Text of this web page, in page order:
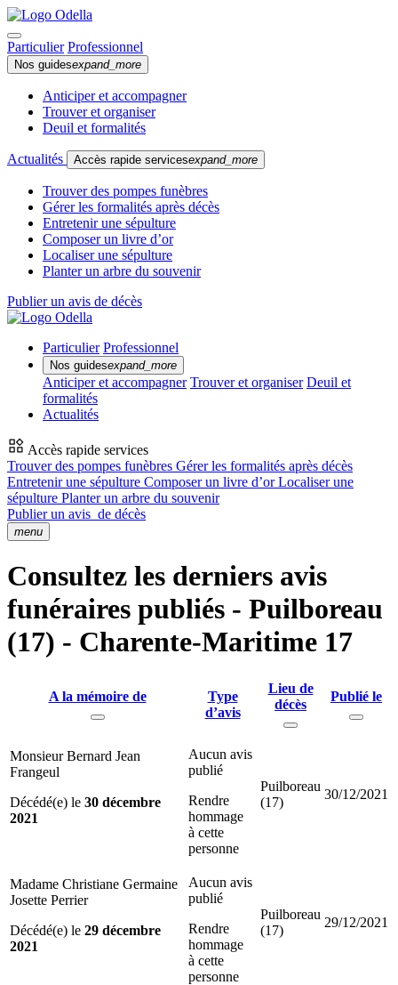
Particulier Professionnel
Nos guidesexpand_more
Anticiper et accompagner
Trouver et organiser
Deuil et formalités
Actualités Accès rapide servicesexpand_more
Trouver des pompes funèbres
Gérer les formalités après décès
Entretenir une sépulture
Composer un livre d’or
Localiser une sépulture
Planter un arbre du souvenir
Publier un avis de décès
Particulier Professionnel
Nos guidesexpand_more
Anticiper et accompagner Trouver et organiser Deuil et
formalités
Actualités
Accès rapide services
Trouver des pompes funèbres Gérer les formalités après décès
Entretenir une sépulture Composer un livre d’orLocaliser une
sépulture Planter un arbre du souvenir
Publier un avis de décès
menu
Consultez les derniers avis
funéraires publiés - Puilboreau
(17) - Charente-Maritime 17
A la mémoire de
Type
d’avis
Lieu de
décès
Publié le
Monsieur Bernard Jean
Frangeul
Décédé(e) le 30 décembre
2021
Aucun avis
publié
Rendre
hommage
à cette
personne
Puilboreau
(17)
30/12/2021
Madame Christiane Germaine
Josette Perrier
Décédé(e) le 29 décembre
2021
Aucun avis
publié
Rendre
hommage
à cette
personne
Puilboreau
(17)
29/12/2021